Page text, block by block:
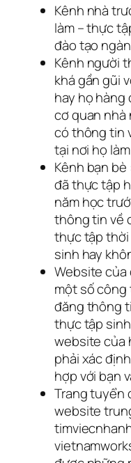
Kênh nhà
làm – thực
đào tạo
Kênh người
khá gần gũi
hay họ hàng
cơ quan nhà
có thông tin
tại nơi họ
Kênh bạn bè
đã thực tập
năm học
thông tin về
thực tập
sinh hay
Website
một số công
đăng thông
thực tập
website của
phải xác
hợp với bạn
Trang tuyển
website